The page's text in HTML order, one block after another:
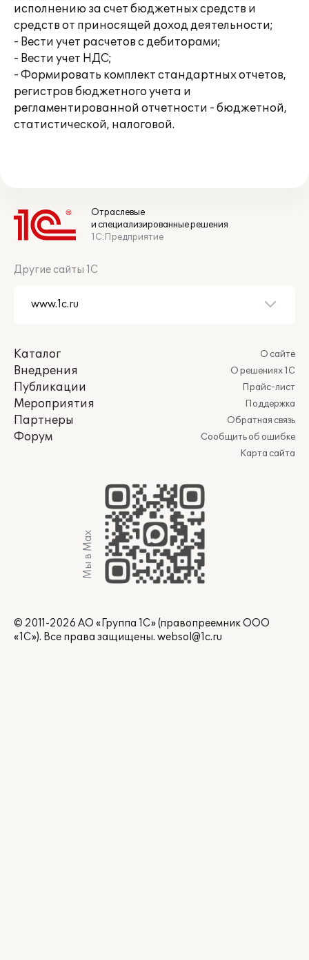
исполнению за счет бюджетных средств и
средств от приносящей доход деятельности;
- Вести учет расчетов с дебиторами;
- Вести учет НДС;
- Формировать комплект стандартных отчетов,
регистров бюджетного учета и
регламентированной отчетности - бюджетной,
статистической, налоговой.
Отраслевые
и специализированные решения
1С:Предприятие
Другие сайты 1С
Каталог
Внедрения
Публикации
Мероприятия
Партнеры
Форум
О сайте
О решениях 1С
Прайс-лист
Поддержка
Обратная связь
Сообщить об ошибке
Карта сайта
Мы в Max
© 2011-2026 АО «Группа 1С» (правопреемник ООО
«1С»). Все права защищены. websol@1c.ru